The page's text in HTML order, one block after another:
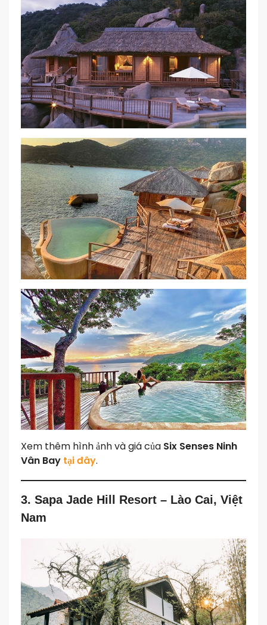
Xem thêm hình ảnh và giá của Six Senses Ninh
Vân Bay tại đây.
3. Sapa Jade Hill Resort – Lào Cai, Việt
Nam